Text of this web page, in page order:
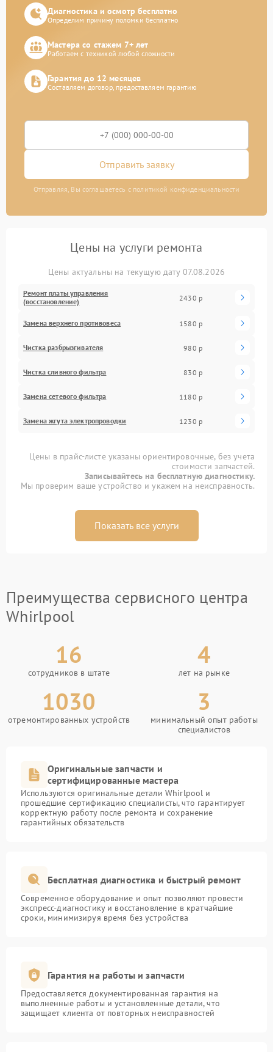
Диагностика и осмотр бесплатно
Определим причину поломки бесплатно
Мастера со стажем 7+ лет
Работаем с техникой любой сложности
Гарантия до 12 месяцев
Составляем договор, предоставляем гарантию
Отправить заявку
Отправляя, Вы соглашаетесь с политикой конфиденциальности
Цены на услуги ремонта
Цены актуальны на текущую дату 07.08.2026
Ремонт платы управления
(восстановление)
2430 р
Замена верхнего противовеса 1580 р
Чистка разбрызгивателя 980 р
Чистка сливного фильтра 830 р
Замена сетевого фильтра 1180 р
Замена жгута электропроводки 1230 р
Цены в прайс-листе указаны ориентировочные, без учета
стоимости запчастей.
Записывайтесь на бесплатную диагностику.
Мы проверим ваше устройство и укажем на неисправность.
Показать все услуги
Преимущества сервисного центра
Whirlpool
16
сотрудников в штате
4
лет на рынке
1030
отремонтированных устройств
3
минимальный опыт работы
специалистов
Оригинальные запчасти и
сертифицированные мастера
Используются оригинальные детали Whirlpool и
прошедшие сертификацию специалисты, что гарантирует
корректную работу после ремонта и сохранение
гарантийных обязательств
Бесплатная диагностика и быстрый ремонт
Современное оборудование и опыт позволяют провести
экспресс-диагностику и восстановление в кратчайшие
сроки, минимизируя время без устройства
Гарантия на работы и запчасти
Предоставляется документированная гарантия на
выполненные работы и установленные детали, что
защищает клиента от повторных неисправностей